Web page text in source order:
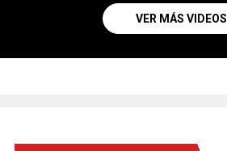
VER MÁS VIDEOS